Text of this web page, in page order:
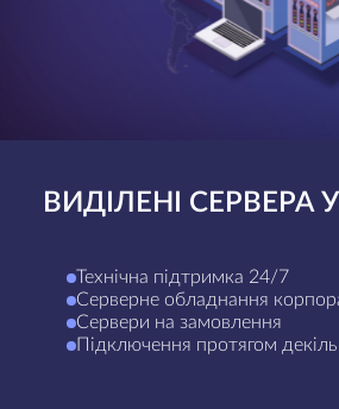
ВИДІЛЕНІ СЕРВЕРА
Технічна підтримка 24/7
Серверне обладнання
Сервери на замовлення
Підключення протягом